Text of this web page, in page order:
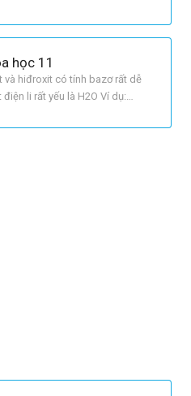
học 11
và hiđroxit có tính bazơ rất dễ
li rất yếu là H2O Ví dụ:
xảy ra vì có sự tạo thành chất